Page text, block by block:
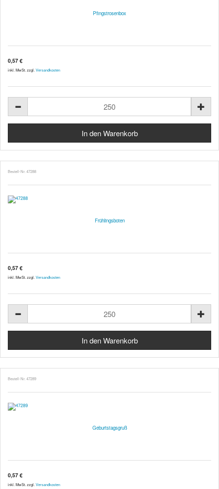
Pfingstrosenbox
0,57 €
inkl. MwSt. zzgl. Versandkosten
Bestell-Nr. 47288
Frühlingsboten
0,57 €
inkl. MwSt. zzgl. Versandkosten
Bestell-Nr. 47289
Geburtstagsgruß
0,57 €
inkl. MwSt. zzgl. Versandkosten